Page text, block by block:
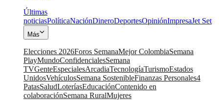
Últimas
noticiasPolíticaNaciónDineroDeportesOpiniónImpresaJet Set
Más
Elecciones 2026Foros SemanaMejor ColombiaSemana
PlayMundoConfidencialesSemana
TVGenteEspecialesArcadiaTecnologíaTurismoEstados
UnidosVehículosSemana SostenibleFinanzas Personales4
PatasSaludLoteríasEducaciónContenido en
colaboraciónSemana RuralMujeres